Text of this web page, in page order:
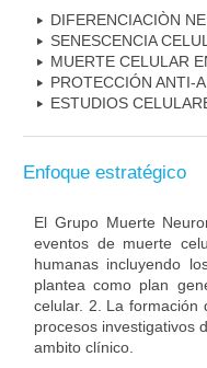
DIFERENCIACIÒN
SENESCENCIA
MUERTE CELULAR
PROTECCIÓN ANTI-
ESTUDIOS
Enfoque estratégico
El Grupo Muerte
eventos de muerte
humanas incluyendo
plantea como plan
celular. 2. La formación
procesos investigativos
ambito clínico.